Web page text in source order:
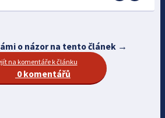
o názor na tento článek →
na komentáře k článku
0 komentářů